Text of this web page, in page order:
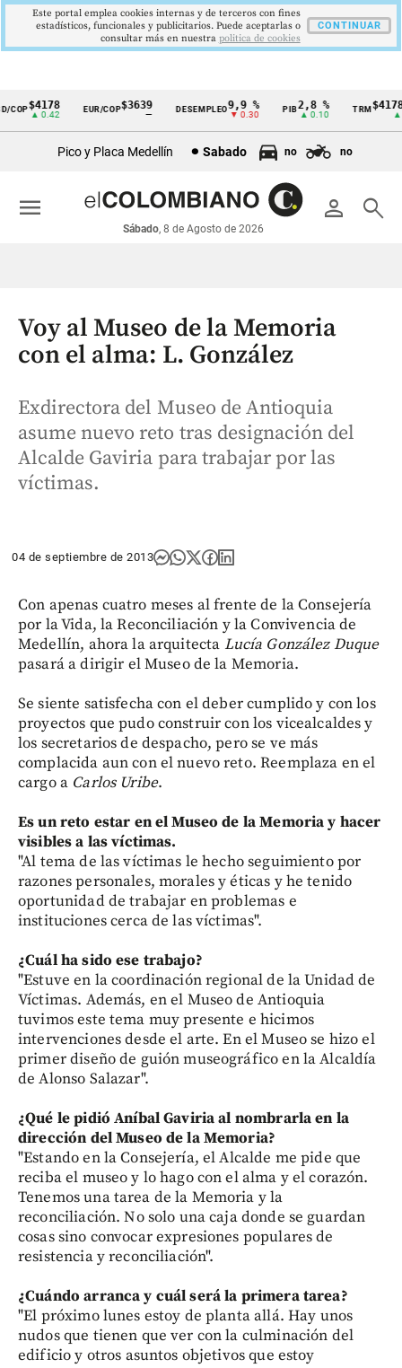
Cintillo
económicos
Colombia
$4178
▲ 0.42
EUR/COP$3639 DESEMPLEO 9,9 %
▼ 0.30
PIB2,8 %
▲ 0.10
TRM
▲
Pico y Placa Medellín Sabado no no
person search
Sábado, 8 de Agosto de 2026
menu
Voy al Museo de la Memoria
con el alma: L. González
Exdirectora del Museo de Antioquia
asume nuevo reto tras designación del
Alcalde Gaviria para trabajar por las
víctimas.
04 de septiembre de 2013
Con apenas cuatro meses al frente de la Consejería
por la Vida, la Reconciliación y la Convivencia de
Medellín, ahora la arquitecta Lucía González Duque
pasará a dirigir el Museo de la Memoria.
Se siente satisfecha con el deber cumplido y con los
proyectos que pudo construir con los vicealcaldes y
los secretarios de despacho, pero se ve más
complacida aun con el nuevo reto. Reemplaza en el
cargo a Carlos Uribe.
Es un reto estar en el Museo de la Memoria y hacer
visibles a las víctimas.
"Al tema de las víctimas le hecho seguimiento por
razones personales, morales y éticas y he tenido
oportunidad de trabajar en problemas e
instituciones cerca de las víctimas".
¿Cuál ha sido ese trabajo?
"Estuve en la coordinación regional de la Unidad de
Víctimas. Además, en el Museo de Antioquia
tuvimos este tema muy presente e hicimos
intervenciones desde el arte. En el Museo se hizo el
primer diseño de guión museográfico en la Alcaldía
de Alonso Salazar".
¿Qué le pidió Aníbal Gaviria al nombrarla en la
dirección del Museo de la Memoria?
"Estando en la Consejería, el Alcalde me pide que
reciba el museo y lo hago con el alma y el corazón.
Tenemos una tarea de la Memoria y la
reconciliación. No solo una caja donde se guardan
cosas sino convocar expresiones populares de
resistencia y reconciliación".
¿Cuándo arranca y cuál será la primera tarea?
"El próximo lunes estoy de planta allá. Hay unos
nudos que tienen que ver con la culminación del
edificio y otros asuntos objetivos que estoy
Este portal emplea cookies internas y de terceros con fines
estadísticos, funcionales y publicitarios. Puede aceptarlas o
consultar más en nuestra politica de cookies
CONTINUAR